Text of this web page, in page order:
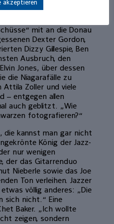
– hat der Mann
mit an die Donau
Dexter Gordon,
Dizzy Gillespie, Ben
Ausbruch, den
Jones, über dessen
die Niagarafälle zu
Attila Zoller und viele
– entgegen allen
auch geblitzt. „Wie
fotografieren?“
die kannst man gar nicht
König der Jazz-
nur wenigen
der das Gitarrenduo
Nieberle sowie das Joe
Ton verleihen. Jazzer
völlig anderes: „Die
sich nicht.“ Eine
Baker. „Ich wollte
zeigen, sondern
akzeptieren